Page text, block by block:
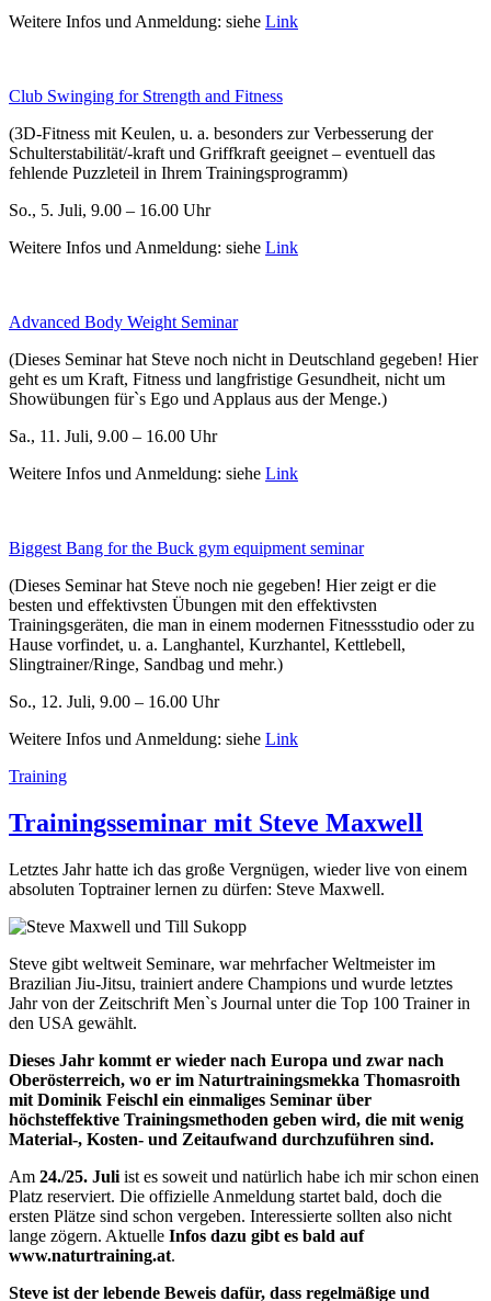
Weitere Infos und Anmeldung: siehe Link
Club Swinging for Strength and Fitness
(3D-Fitness mit Keulen, u. a. besonders zur Verbesserung der
Schulterstabilität/-kraft und Griffkraft geeignet – eventuell das
fehlende Puzzleteil in Ihrem Trainingsprogramm)
So., 5. Juli, 9.00 – 16.00 Uhr
Weitere Infos und Anmeldung: siehe Link
Advanced Body Weight Seminar
(Dieses Seminar hat Steve noch nicht in Deutschland gegeben! Hier
geht es um Kraft, Fitness und langfristige Gesundheit, nicht um
Showübungen für`s Ego und Applaus aus der Menge.)
Sa., 11. Juli, 9.00 – 16.00 Uhr
Weitere Infos und Anmeldung: siehe Link
Biggest Bang for the Buck gym equipment seminar
(Dieses Seminar hat Steve noch nie gegeben! Hier zeigt er die
besten und effektivsten Übungen mit den effektivsten
Trainingsgeräten, die man in einem modernen Fitnessstudio oder zu
Hause vorfindet, u. a. Langhantel, Kurzhantel, Kettlebell,
Slingtrainer/Ringe, Sandbag und mehr.)
So., 12. Juli, 9.00 – 16.00 Uhr
Weitere Infos und Anmeldung: siehe Link
Training
Trainingsseminar mit Steve Maxwell
Letztes Jahr hatte ich das große Vergnügen, wieder live von einem
absoluten Toptrainer lernen zu dürfen: Steve Maxwell.
Steve gibt weltweit Seminare, war mehrfacher Weltmeister im
Brazilian Jiu-Jitsu, trainiert andere Champions und wurde letztes
Jahr von der Zeitschrift Men`s Journal unter die Top 100 Trainer in
den USA gewählt.
Dieses Jahr kommt er wieder nach Europa und zwar nach
Oberösterreich, wo er im Naturtrainingsmekka Thomasroith
mit Dominik Feischl ein einmaliges Seminar über
höchsteffektive Trainingsmethoden geben wird, die mit wenig
Material-, Kosten- und Zeitaufwand durchzuführen sind.
Am 24./25. Juli ist es soweit und natürlich habe ich mir schon einen
Platz reserviert. Die offizielle Anmeldung startet bald, doch die
ersten Plätze sind schon vergeben. Interessierte sollten also nicht
lange zögern. Aktuelle Infos dazu gibt es bald auf
www.naturtraining.at.
Steve ist der lebende Beweis dafür, dass regelmäßige und